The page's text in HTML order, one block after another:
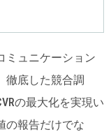
ミュニケーション
徹底した競合調
の最大化を実現い
の報告だけでな